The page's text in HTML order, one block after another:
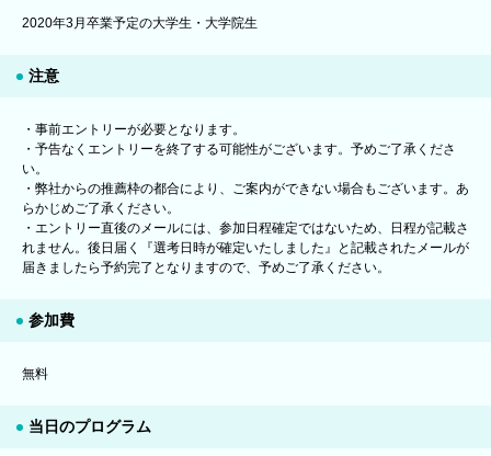
2020年3月卒業予定の大学生・大学院生
注意
・事前エントリーが必要となります。
・予告なくエントリーを終了する可能性がございます。予めご了承くださ
い。
・弊社からの推薦枠の都合により、ご案内ができない場合もございます。あ
らかじめご了承ください。
・エントリー直後のメールには、参加日程確定ではないため、日程が記載さ
れません。後日届く『選考日時が確定いたしました』と記載されたメールが
届きましたら予約完了となりますので、予めご了承ください。
参加費
無料
当日のプログラム